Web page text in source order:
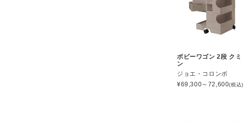
ボビーワゴン 2段 クミ
ン
ジョエ・コロンボ
¥69,300～72,600(税込)